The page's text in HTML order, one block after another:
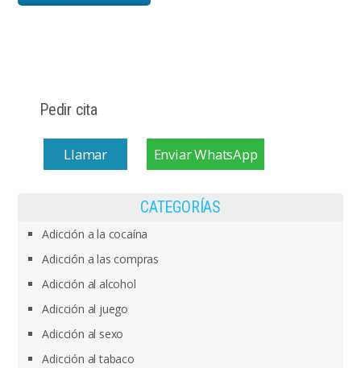
Pedir cita
Llamar Enviar WhatsApp
CATEGORÍAS
Adicción a la cocaína
Adicción a las compras
Adicción al alcohol
Adicción al juego
Adicción al sexo
Adicción al tabaco